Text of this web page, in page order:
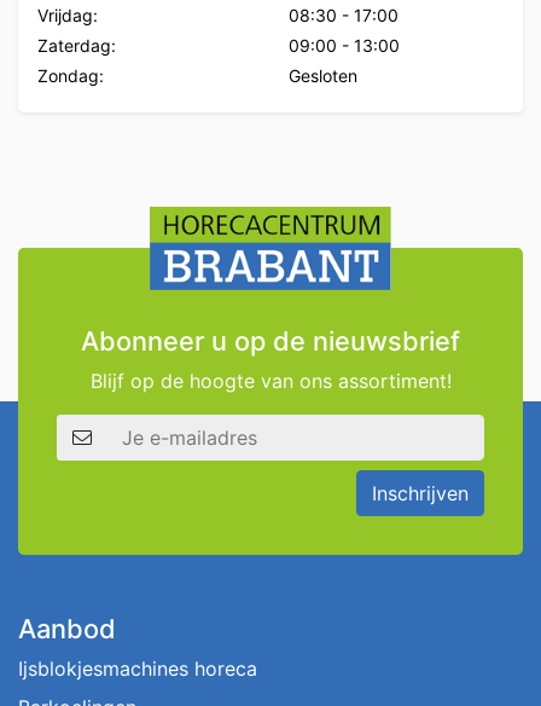
Vrijdag:
08:30 - 17:00
Zaterdag:
09:00 - 13:00
Zondag:
Gesloten
Abonneer u op de nieuwsbrief
Blijf op de hoogte van ons assortiment!
E-mailadres
Inschrijven
Aanbod
Ijsblokjesmachines horeca